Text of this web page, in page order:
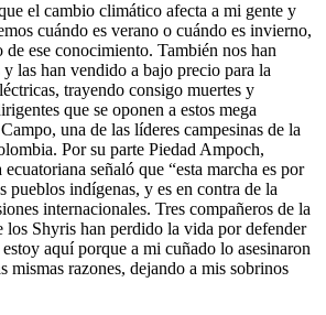
el cambio climático afecta a mi gente y
cuándo es verano o cuándo es invierno,
ese conocimiento. También nos han
y las han vendido a bajo precio para la
trayendo consigo muertes y
que se oponen a estos mega
una de las líderes campesinas de la
Por su parte Piedad Ampoch,
señaló que “esta marcha es por
pueblos indígenas, y es en contra de la
internacionales. Tres compañeros de la
los Shyris han perdido la vida por defender
aquí porque a mi cuñado lo asesinaron
mismas razones, dejando a mis sobrinos